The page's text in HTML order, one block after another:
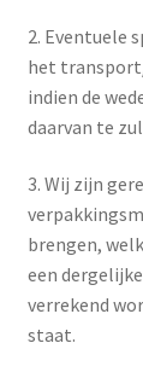
2. Eventuele
het
indien de
daarvan te
3. Wij zijn
brengen,
een
verrekend
staat.